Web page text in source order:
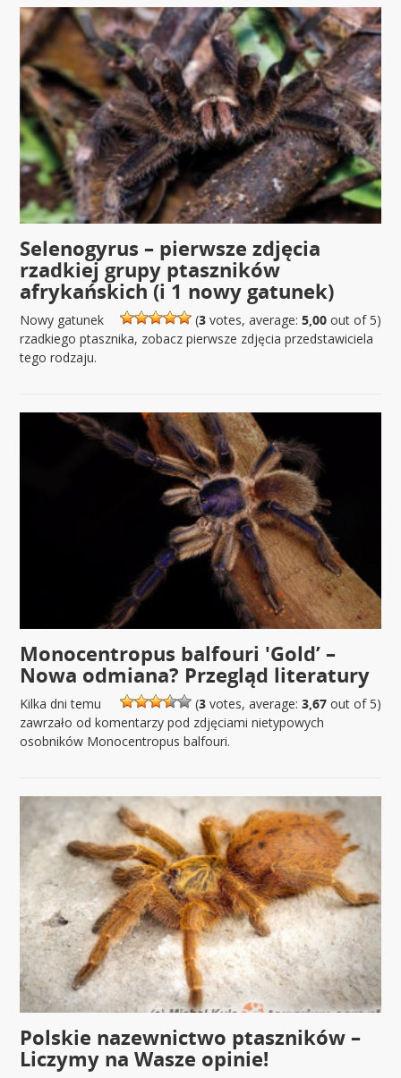
Selenogyrus – pierwsze zdjęcia
rzadkiej grupy ptaszników
afrykańskich (i 1 nowy gatunek)
(3votes, average: 5,00out of 5)
Nowy gatunek
rzadkiego ptasznika, zobacz pierwsze zdjęcia przedstawiciela
tego rodzaju.
Monocentropus balfouri 'Gold’ –
Nowa odmiana? Przegląd literatury
(3votes, average: 3,67out of 5)
Kilka dni temu
zawrzało od komentarzy pod zdjęciami nietypowych
osobników Monocentropus balfouri.
Polskie nazewnictwo ptaszników –
Liczymy na Wasze opinie!